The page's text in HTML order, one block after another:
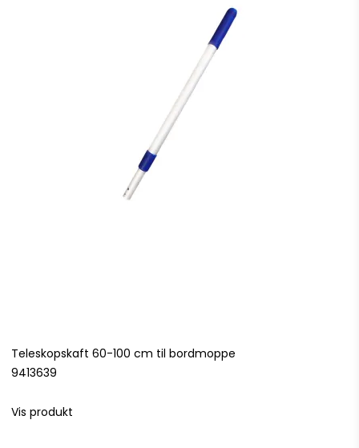
Teleskopskaft 60-100 cm til bordmoppe
9413639
Vis produkt